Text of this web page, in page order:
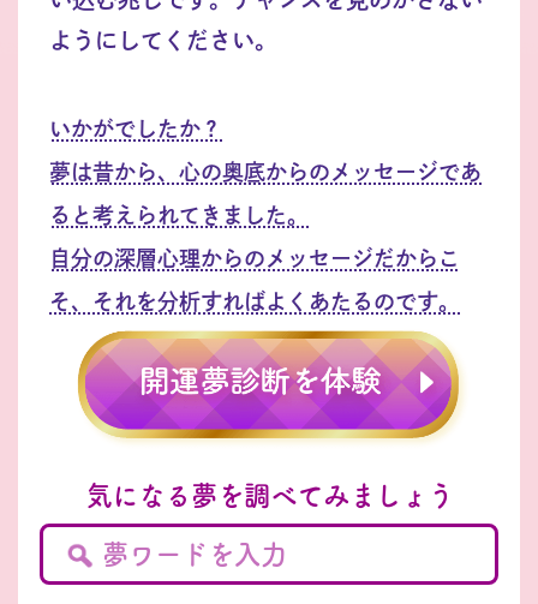
ようにしてください。
いかがでしたか？
夢は昔から、心の奥底からのメッセージであ
ると考えられてきました。
自分の深層心理からのメッセージだからこ
そ、それを分析すればよくあたるのです。
気になる夢を調べてみましょう